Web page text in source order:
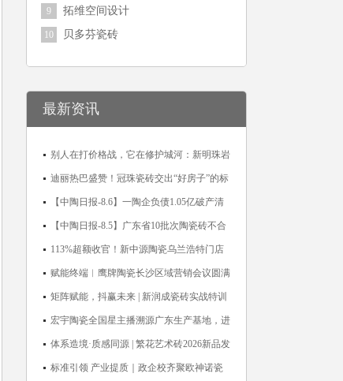
9 拓维空间设计
10 贝多芬瓷砖
最新资讯
别人在打价格战，它在修护城河：新明珠岩
板的逆势密码
迪丽热巴盛赞！冠珠瓷砖交出“好房子”的标
准答卷
【中陶日报-8.6】一陶企负债1.05亿破产清
算；东鹏拟延长基金投资期限；工信部开展
建陶行业能效领跑者企业推荐工作
【中陶日报-8.5】广东省10批次陶瓷砖不合
格；科达购买特福国际股份申请未通过；蒙
娜丽莎5千万回购股份；建霖家居海外产能
突破18亿元
113%超额收官！新中源陶瓷乌兰浩特门店
周年活动圆满落幕
赋能终端︱鹰牌陶瓷长沙区域营销会议圆满
举行，共探渠道拓展与门店升级新路径
矩阵赋能，抖赢未来 | 新润成瓷砖实战特训
营成功举办，吹响品牌秋季营销冲锋号！
宏宇陶瓷全国星主播溯源广东生产基地，进
阶ROI长效变现新路径
体系造境·质感同源 | 繁花艺术砖2026新品发
布媒体见面会圆满举行
标准引领 产业提质｜政企校齐聚欧神诺瓷